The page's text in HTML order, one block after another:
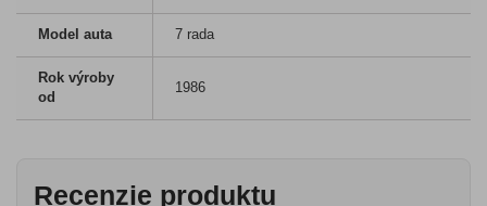
Model auta 7 rada
Rok výroby
od
1986
Recenzie produktu